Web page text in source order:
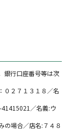
銀行口座番号等は次
２７１３１８／名
／名義:ウ
場合／店名:７４８